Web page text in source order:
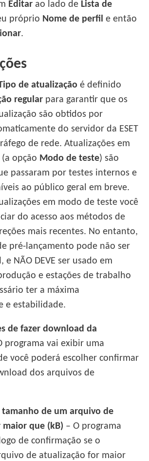
Editar ao lado de Lista de
próprio Nome de perfil e então
.
de atualização é definido
regular para garantir que os
são obtidos por
do servidor da ESET
de rede. Atualizações em
opção Modo de teste) são
passaram por testes internos e
ao público geral em breve.
em modo de teste você
do acesso aos métodos de
mais recentes. No entanto,
pré-lançamento pode não ser
e NÃO DEVE ser usado em
e estações de trabalho
ter a máxima
e estabilidade.
de fazer download da
programa vai exibir uma
você poderá escolher confirmar
dos arquivos de
tamanho de um arquivo de
que (kB) – O programa
de confirmação se o
de atualização for maior